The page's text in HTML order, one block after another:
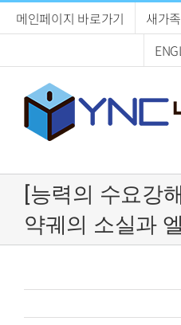
메인페이지 바로가기 새가
[능력의 수요강
약궤의 소실과